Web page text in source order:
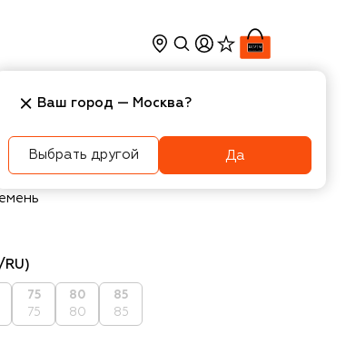
Косметика Интерьер
RU)
75
75
80
80
85
85
Ваш город — Москва?
Выбрать другой Да